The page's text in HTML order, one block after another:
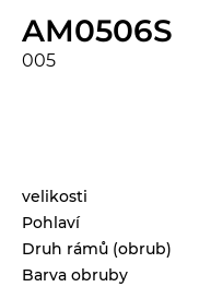
AM0506S
005
velikosti
Pohlaví
Druh rámů (obrub)
Barva obruby